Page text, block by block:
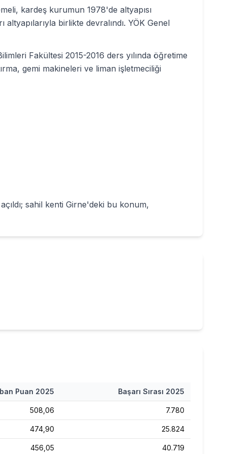
kardeş kurumun 1978'de altyapısı
birlikte devralındı. YÖK Genel
Fakültesi 2015-2016 ders yılında öğretime
gemi makineleri ve liman işletmeciliği
sahil kenti Girne'deki bu konum,
Puan 2025 Başarı Sırası 2025
508,06 7.780
474,90 25.824
456,05 40.719